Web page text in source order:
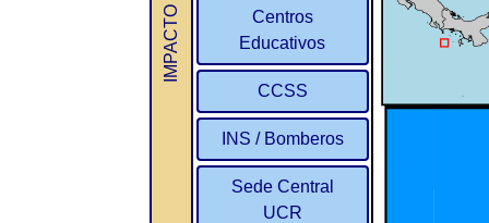
IMPACTO
Centros
Educativos
CCSS
INS / Bomberos
Sede Central
UCR